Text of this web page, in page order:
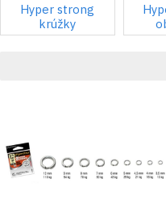
Hyper strong
krúžky